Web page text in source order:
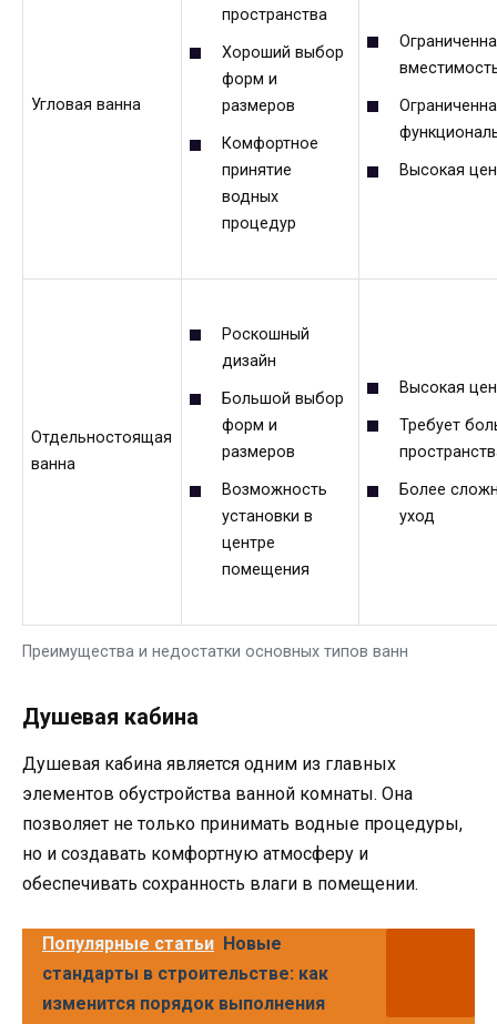
Преимущества и недостатки основных типов ванн
Угловая ванна
пространства
Хороший выбор
форм и
размеров
Комфортное
принятие
водных
процедур
Высокая
Отдельностоящая
ванна
Роскошный
дизайн
Большой выбор
форм и
размеров
Возможность
установки в
центре
помещения
Высокая
Требует
Более
уход
Душевая кабина
Душевая кабина является одним из главных
элементов обустройства ванной комнаты. Она
позволяет не только принимать водные процедуры,
но и создавать комфортную атмосферу и
обеспечивать сохранность влаги в помещении.
Популярные статьи Новые
стандарты в строительстве: как
изменится порядок выполнения